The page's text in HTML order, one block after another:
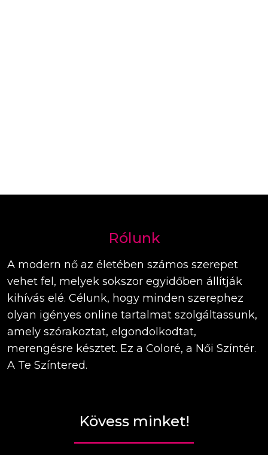
Rólunk
A modern nő az életében számos szerepet
vehet fel, melyek sokszor egyidőben állítják
kihívás elé. Célunk, hogy minden szerephez
olyan igényes online tartalmat szolgáltassunk,
amely szórakoztat, elgondolkodtat,
merengésre késztet. Ez a Coloré, a Női Színtér.
A Te Színtered.
Kövess minket!